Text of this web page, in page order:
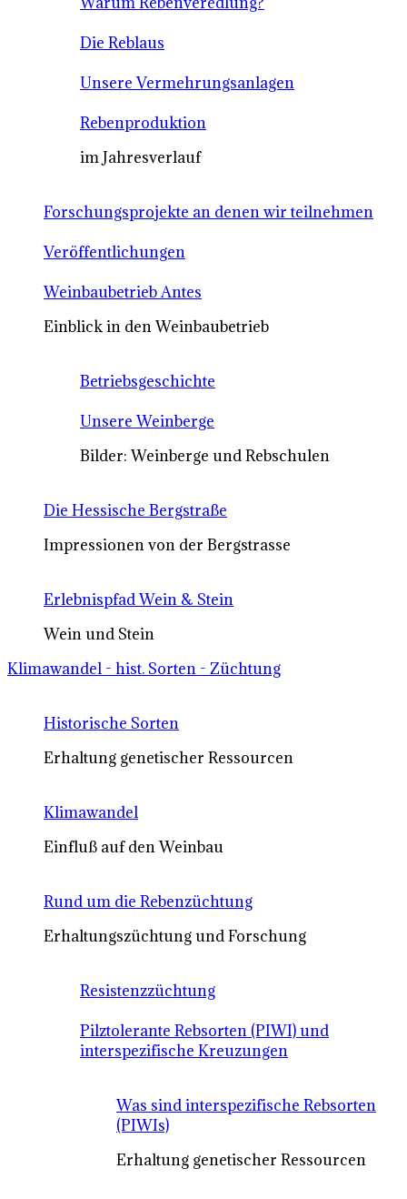
Die Reblaus
Unsere Vermehrungsanlagen
Rebenproduktion
im Jahresverlauf
Forschungsprojekte an denen wir teilnehmen
Veröffentlichungen
Weinbaubetrieb Antes
Einblick in den Weinbaubetrieb
Betriebsgeschichte
Unsere Weinberge
Bilder: Weinberge und Rebschulen
Die Hessische Bergstraße
Impressionen von der Bergstrasse
Erlebnispfad Wein & Stein
Wein und Stein
Klimawandel - hist. Sorten - Züchtung
Historische Sorten
Erhaltung genetischer Ressourcen
Klimawandel
Einfluß auf den Weinbau
Rund um die Rebenzüchtung
Erhaltungszüchtung und Forschung
Resistenzzüchtung
Pilztolerante Rebsorten (PIWI) und
interspezifische Kreuzungen
Was sind interspezifische Rebsorten
(PIWIs)
Erhaltung genetischer Ressourcen